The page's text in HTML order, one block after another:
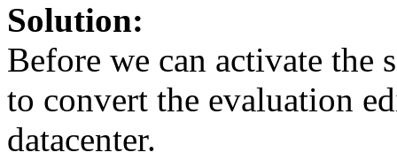
Solution:
Before we can activate
to convert the evaluation
datacenter.